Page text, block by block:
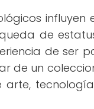
de
de ser
de un